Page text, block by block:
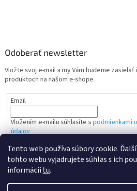
Tento web používa súbory cookie.
tohto webu vyjadrujete súhlas s ich
informáciítu.
Odoberať newsletter
Vložte svoj e-mail a my Vám budeme
produktoch na našom e-shope.
Email
Vložením e-mailu súhlasíte s podmienkami
údajov
PRIHLÁSIŤ SA